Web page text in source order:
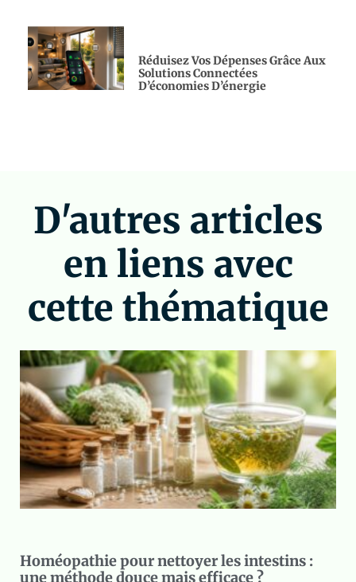
Réduisez Vos Dépenses Grâce Aux
Solutions Connectées
D’économies D’énergie
D'autres articles
en liens avec
cette thématique
Homéopathie pour nettoyer les intestins :
une méthode douce mais efficace ?